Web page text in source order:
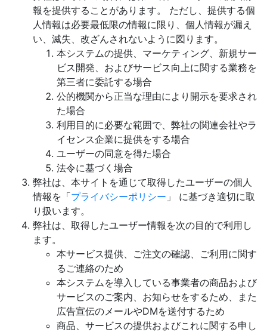
報を提供することがあります。 ただし、提供する個
人情報は必要最低限の情報に限り、個人情報が漏え
い、滅失、改ざんされないように図ります。
本システムの提供、マーケティング、新規サー
ビス開発、およびサービス向上に関する業務を
第三者に委託する場合
公的機関から正当な理由により開示を要求され
た場合
利用目的に必要な範囲で、弊社の関連会社やラ
イセンス企業に提供をする場合
ユーザーの同意を得た場合
法令に基づく場合
弊社は、本サイトを通じて取得したユーザーの個人
情報を「プライバシーポリシー 」 に基づき適切に取
り扱います。
弊社は、取得したユーザー情報を次の目的で利用し
ます。
本サービス提供、ご注文の確認、ご利用に関す
るご連絡のため
本システムを導入している事業者の商品および
サービスのご案内、お知らせをするため、また
広告宣伝のメールやDMを送付するため
商品、サービスの提供およびこれに関する申し